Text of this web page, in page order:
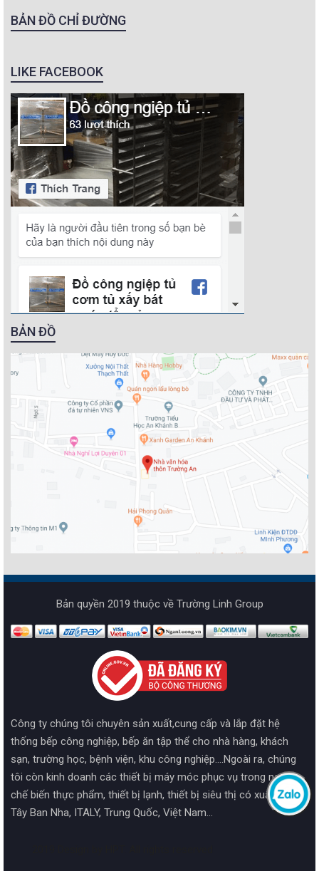
BẢN ĐỒ CHỈ ĐƯỜNG
LIKE FACEBOOK
BẢN ĐỒ
Bản quyền 2019 thuộc về Trường Linh Group
Công ty chúng tôi chuyên sản xuất,cung cấp và lắp đặt hệ
thống bếp công nghiệp, bếp ăn tập thể cho nhà hàng, khách
sạn, trường học, bệnh viện, khu công nghiệp....Ngoài ra, chúng
tôi còn kinh doanh các thiết bị máy móc phục vụ trong ngành
chế biến thực phẩm, thiết bị lạnh, thiết bị siêu thị có xuất xứ từ
Tây Ban Nha, ITALY, Trung Quốc, Việt Nam...